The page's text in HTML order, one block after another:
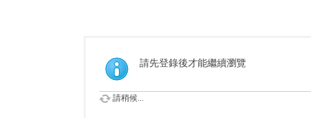
請先登錄後才能繼續瀏覽
請稍候...